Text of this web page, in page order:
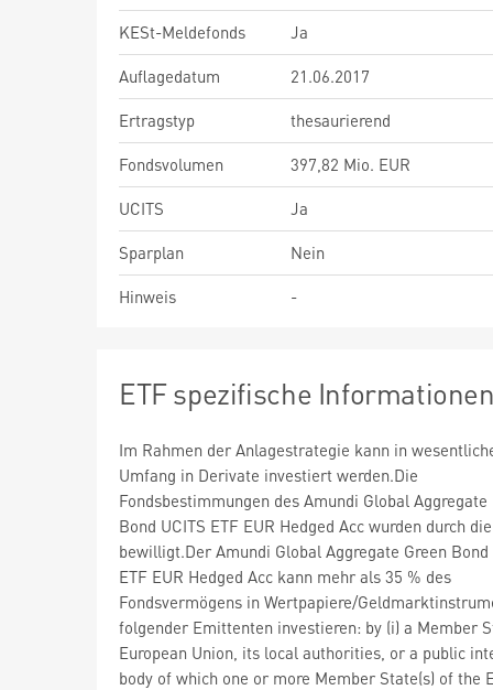
KESt-Meldefonds
Ja
Auflagedatum
21.06.2017
Ertragstyp
thesaurierend
Fondsvolumen
397,82 Mio. EUR
UCITS
Ja
Sparplan
Nein
Hinweis
-
ETF spezifische
Im Rahmen der Anlagestrategie kann in
Umfang in Derivate investiert werden.Die
Fondsbestimmungen des Amundi Global Aggregate
Bond UCITS ETF EUR Hedged Acc wurden durch
bewilligt.Der Amundi Global Aggregate Green Bond
ETF EUR Hedged Acc kann mehr als 35 % des
Fondsvermögens in Wertpapiere/
folgender Emittenten investieren: by (i) a Member
European Union, its local authorities, or a public
body of which one or more Member State(s) of the